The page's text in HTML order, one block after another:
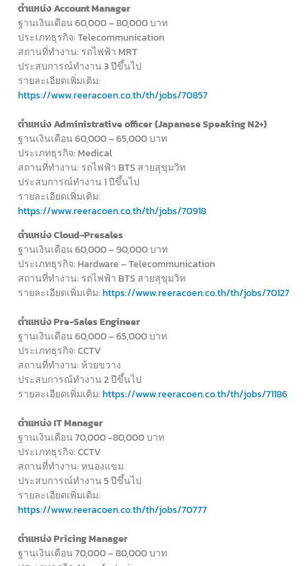
ตำแหน่ง Account Manager
ฐานเงินเดือน 60,000 – 80,000 บาท
ประเภทธุรกิจ: Telecommunication
สถานที่ทำงาน: รถไฟฟ้า MRT
ประสบการณ์ทำงาน 3 ปีขึ้นไป
รายละเอียดเพิ่มเติม:
https://www.reeracoen.co.th/th/jobs/70857
ตำแหน่ง Administrative officer (Japanese Speaking N2+)
ฐานเงินเดือน 60,000 – 65,000 บาท
ประเภทธุรกิจ: Medical
สถานที่ทำงาน: รถไฟฟ้า BTS สายสุขุมวิท
ประสบการณ์ทำงาน 1 ปีขึ้นไป
รายละเอียดเพิ่มเติม:
https://www.reeracoen.co.th/th/jobs/70918
ตำแหน่ง Cloud-Presales
ฐานเงินเดือน 60,000 – 90,000 บาท
ประเภทธุรกิจ: Hardware – Telecommunication
สถานที่ทำงาน: รถไฟฟ้า BTS สายสุขุมวิท
รายละเอียดเพิ่มเติม:https://www.reeracoen.co.th/th/jobs/70127
ตำแหน่ง Pre-Sales Engineer
ฐานเงินเดือน 60,000 – 65,000 บาท
ประเภทธุรกิจ: CCTV
สถานที่ทำงาน: ห้วยขวาง
ประสบการณ์ทำงาน 2 ปีขึ้นไป
รายละเอียดเพิ่มเติม:https://www.reeracoen.co.th/th/jobs/71186
ตำแหน่ง IT Manager
ฐานเงินเดือน 70,000 -80,000 บาท
ประเภทธุรกิจ: CCTV
สถานที่ทำงาน: หนองแขม
ประสบการณ์ทำงาน 5 ปีขึ้นไป
รายละเอียดเพิ่มเติม:
https://www.reeracoen.co.th/th/jobs/70777
ตำแหน่ง Pricing Manager
ฐานเงินเดือน 70,000 – 80,000 บาท